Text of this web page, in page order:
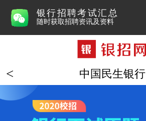
银行招聘考试汇总
随时获取招聘资讯及资料
中国民生银行